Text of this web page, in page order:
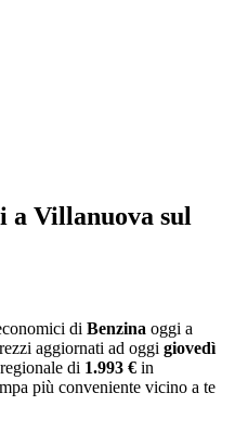
a Villanuova sul
di Benzina oggi a
aggiornati ad oggi giovedì
di 1.993 € in
più conveniente vicino a te